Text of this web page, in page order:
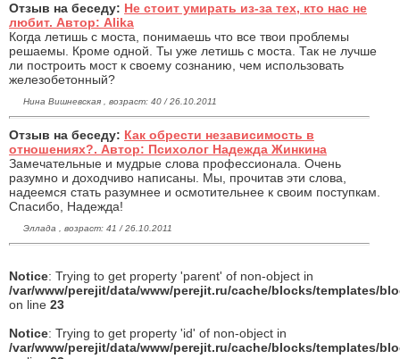
Отзыв на беседу: Не стоит умирать из-за тех, кто нас не
любит. Автор: Alika
Когда летишь с моста, понимаешь что все твои проблемы
решаемы. Кроме одной. Ты уже летишь с моста. Так не лучше
ли построить мост к своему сознанию, чем использовать
железобетонный?
Нина Вишневская , возраст: 40 / 26.10.2011
Отзыв на беседу: Как обрести независимость в
отношениях?. Автор: Психолог Надежда Жинкина
Замечательные и мудрые слова профессионала. Очень
разумно и доходчиво написаны. Мы, прочитав эти слова,
надеемся стать разумнее и осмотительнее к своим поступкам.
Спасибо, Надежда!
Эллада , возраст: 41 / 26.10.2011
Notice: Trying to get property 'parent' of non-object in
/var/www/perejit/data/www/perejit.ru/cache/blocks/templates/
on line 23
Notice: Trying to get property 'id' of non-object in
/var/www/perejit/data/www/perejit.ru/cache/blocks/templates/